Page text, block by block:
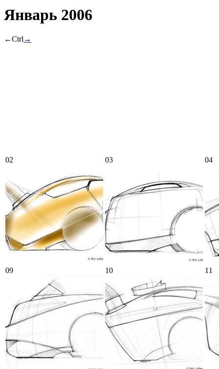
Январь 2006
←Ctrl →
02 03 04
09 10 11